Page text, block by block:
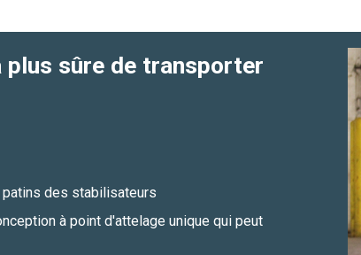
plus sûre de transporter
patins des stabilisateurs
à point d'attelage unique qui peut